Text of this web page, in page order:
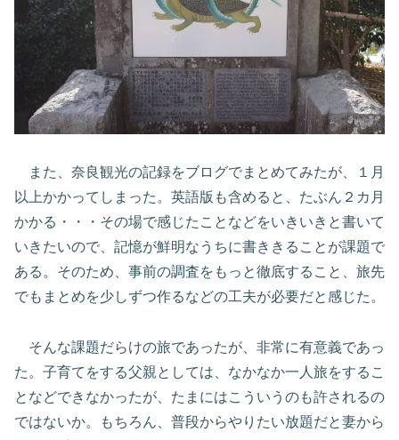
また、奈良観光の記録をブログでまとめてみたが、１月
以上かかってしまった。英語版も含めると、たぶん２カ月
かかる・・・その場で感じたことなどをいきいきと書いて
いきたいので、記憶が鮮明なうちに書ききることが課題で
ある。そのため、事前の調査をもっと徹底すること、旅先
でもまとめを少しずつ作るなどの工夫が必要だと感じた。
そんな課題だらけの旅であったが、非常に有意義であっ
た。子育てをする父親としては、なかなか一人旅をするこ
となどできなかったが、たまにはこういうのも許されるの
ではないか。もちろん、普段からやりたい放題だと妻から